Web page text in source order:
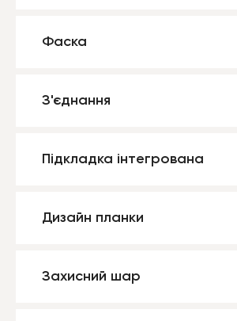
Фаска
З'єднання
Підкладка інтегрована
Дизайн планки
Захисний шар